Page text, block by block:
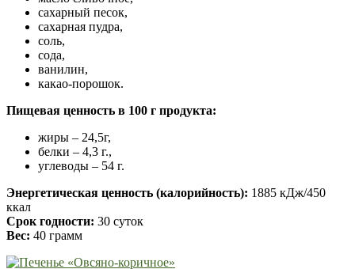
сахарный песок,
сахарная пудра,
соль,
сода,
ванилин,
какао-порошок.
Пищевая ценность в 100 г продукта:
жиры – 24,5г,
белки – 4,3 г.,
углеводы – 54 г.
Энергетическая ценность (калорийность): 1885 кДж/450
ккал
Срок годности: 30 суток
Вес: 40 грамм